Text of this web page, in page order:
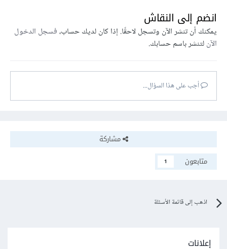
انضم إلى النقاش
يمكنك أن تنشر الآن وتسجل لاحقًا. إذا كان لديك حساب،فسجل الدخول
الآنلتنشر باسم حسابك.
أجب على هذا السؤال...
مشاركة
متابعون
1
اذهب إلى قائمة الأسئلة
إعلانات